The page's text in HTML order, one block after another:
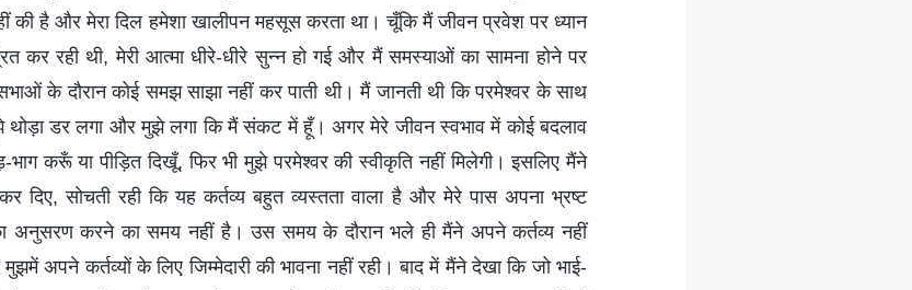
की है और मेरा दिल हमेशा खालीपन महसूस करता था। चूँकि मैं जीवन प्रवेश पर ध्यान
कर रही थी, मेरी आत्मा धीरे-धीरे सुन्न हो गई और मैं समस्याओं का सामना होने पर
के दौरान कोई समझ साझा नहीं कर पाती थी। मैं जानती थी कि परमेश्वर के साथ
थोड़ा डर लगा और मुझे लगा कि मैं संकट में हूँ। अगर मेरे जीवन स्वभाव में कोई बदलाव
भाग करूँ या पीड़ित दिखूँ, फिर भी मुझे परमेश्वर की स्वीकृति नहीं मिलेगी। इसलिए मैंने
सोचती रही कि यह कर्तव्य बहुत व्यस्तता वाला है और मेरे पास अपना भ्रष्ट
अनुसरण करने का समय नहीं है। उस समय के दौरान भले ही मैंने अपने कर्तव्य नहीं
अपने कर्तव्यों के लिए जिम्मेदारी की भावना नहीं रही। बाद में मैंने देखा कि जो भाई-